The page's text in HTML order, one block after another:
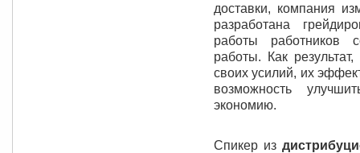
доставки, компания
разработана
работы работников
работы. Как
своих усилий, их
возможность
экономию.
Спикер из